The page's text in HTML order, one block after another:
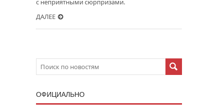
с неприятными сюрпризами.
ДАЛЕЕ
ОФИЦИАЛЬНО